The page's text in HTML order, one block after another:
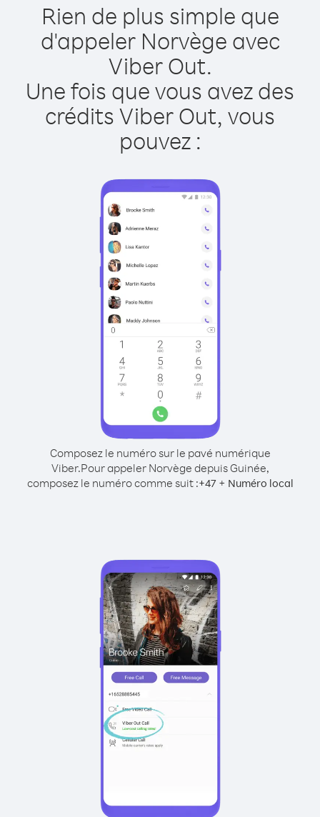
Rien de plus simple que
d'appeler Norvège avec
Viber Out.
Une fois que vous avez des
crédits Viber Out, vous
pouvez :
Composez le numéro sur le pavé numérique
Viber.Pour appeler Norvège depuis Guinée,
composez le numéro comme suit :+47+ Numéro local